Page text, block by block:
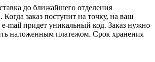
до ближайшего отделения
заказ поступит на точку, на ваш
mail придет уникальный код. Заказ нужно
наложенным платежом. Срок хранения